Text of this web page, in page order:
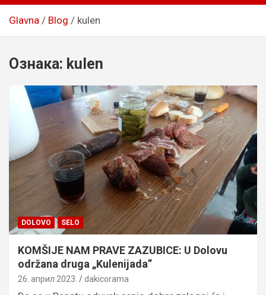
Glavna Blog kulen
Ознака: kulen
DOLOVO SELO
KOMŠIJE NAM PRAVE ZAZUBICE: U Dolovu
održana druga „Kulenijada”
26. април 2023. dakicorama